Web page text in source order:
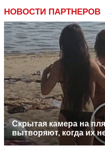
НОВОСТИ ПАРТНЕРОВ
Скрытая камера на
вытворяют, когда их